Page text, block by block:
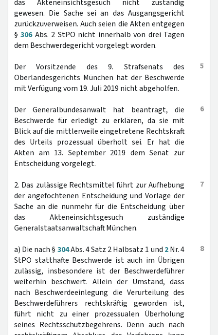
das Akteneinsichtsgesuch nicht zuständig
gewesen. Die Sache sei an das Ausgangsgericht
zurückzuverweisen. Auch seien die Akten entgegen
§306Abs. 2 StPO nicht innerhalb von drei Tagen
dem Beschwerdegericht vorgelegt worden.
5
Der Vorsitzende des 9. Strafsenats des
Oberlandesgerichts München hat der Beschwerde
mit Verfügung vom 19. Juli 2019 nicht abgeholfen.
6
Der Generalbundesanwalt hat beantragt, die
Beschwerde für erledigt zu erklären, da sie mit
Blick auf die mittlerweile eingetretene Rechtskraft
des Urteils prozessual überholt sei. Er hat die
Akten am 13. September 2019 dem Senat zur
Entscheidung vorgelegt.
7
2. Das zulässige Rechtsmittel führt zur Aufhebung
der angefochtenen Entscheidung und Vorlage der
Sache an die nunmehr für die Entscheidung über
das Akteneinsichtsgesuch zuständige
Generalstaatsanwaltschaft München.
8
a) Die nach § 304Abs. 4 Satz 2 Halbsatz 1 und 2Nr. 4
StPO statthafte Beschwerde ist auch im Übrigen
zulässig, insbesondere ist der Beschwerdeführer
weiterhin beschwert. Allein der Umstand, dass
nach Beschwerdeeinlegung die Verurteilung des
Beschwerdeführers rechtskräftig geworden ist,
führt nicht zu einer prozessualen Überholung
seines Rechtsschutzbegehrens. Denn auch nach